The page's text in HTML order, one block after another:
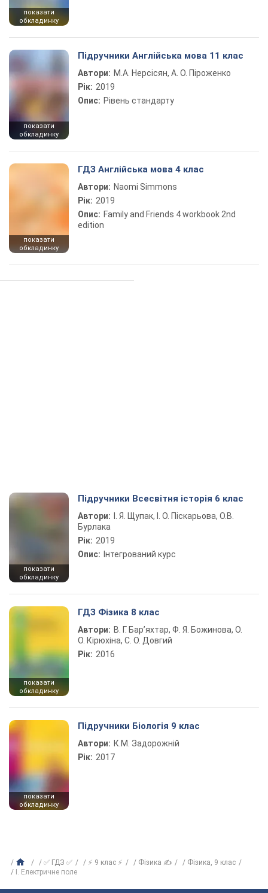
показати
обкладинку
показати
обкладинку
Підручники Англійська мова 11 клас
Автори: М.А. Нерсісян, А. О. Піроженко
Рік: 2019
Опис: Рівень стандарту
показати
обкладинку
ГДЗ Англійська мова 4 клас
Автори: Naomi Simmons
Рік: 2019
Опис: Family and Friends 4 workbook 2nd
edition
показати
обкладинку
Підручники Всесвітня історія 6 клас
Автори:
І. Я. Щупак, І. О. Піскарьова, О.В.
Бурлака
Рік: 2019
Опис: Інтегрований курс
показати
обкладинку
ГДЗ Фізика 8 клас
Автори: В. Г. Бар’яхтар, Ф. Я. Божинова, О.
О. Кірюхіна, С. О. Довгий
Рік: 2016
показати
обкладинку
Підручники Біологія 9 клас
Автори: К.М. Задорожній
Рік: 2017
✅ ГДЗ ✅ ⚡ 9 клас ⚡ Фізика ✍
Фізика, 9 клас
І. Електричне поле